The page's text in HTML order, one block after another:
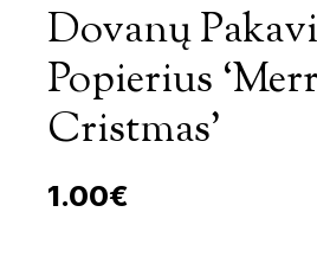
Dovanų
Popierius
Cristmas’
1.00€